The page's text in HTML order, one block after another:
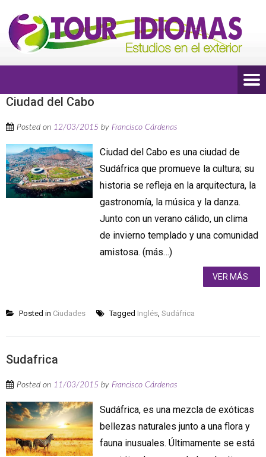
Ciudad del Cabo
Posted on 12/03/2015 by Francisco Cárdenas
Ciudad del Cabo es una ciudad de
Sudáfrica que promueve la cultura; su
historia se refleja en la arquitectura, la
gastronomía, la música y la danza.
Junto con un verano cálido, un clima
de invierno templado y una comunidad
amistosa. (más…)
VER MÁS
Posted in Ciudades Tagged Inglés, Sudáfrica
Sudafrica
Posted on 11/03/2015 by Francisco Cárdenas
Sudáfrica, es una mezcla de exóticas
bellezas naturales junto a una flora y
fauna inusuales. Últimamente se está